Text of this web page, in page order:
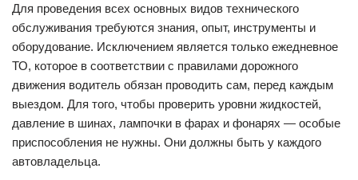
Для проведения всех основных видов технического
обслуживания требуются знания, опыт, инструменты и
оборудование. Исключением является только ежедневное
ТО, которое в соответствии с правилами дорожного
движения водитель обязан проводить сам, перед каждым
выездом. Для того, чтобы проверить уровни жидкостей,
давление в шинах, лампочки в фарах и фонарях — особые
приспособления не нужны. Они должны быть у каждого
автовладельца.